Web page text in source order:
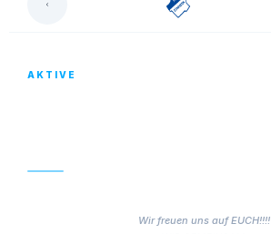
AKTIVE
Wir freuen uns auf EUCH!!!!